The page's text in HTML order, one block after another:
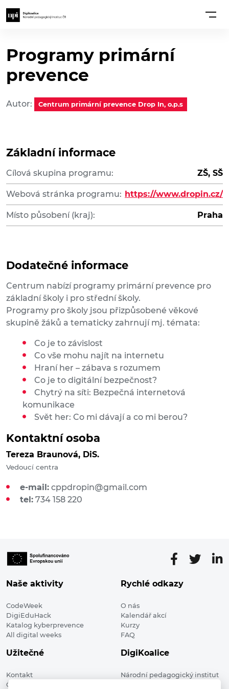
Programy primární
prevence
Autor: Centrum primární prevence Drop In, o.p.s
Základní informace
Cílová skupina programu: ZŠ, SŠ
Webová stránka programu: https://www.dropin.cz/
Místo působení (kraj): Praha
Dodatečné informace
Centrum nabízí programy primární prevence pro
základní školy i pro střední školy.
Programy pro školy jsou přizpůsobené věkové
skupině žáků a tematicky zahrnují mj. témata:
Co je to závislost
Co vše mohu najít na internetu
Hraní her – zábava s rozumem
Co je to digitální bezpečnost?
Chytrý na síti: Bezpečná internetová
komunikace
Svět her: Co mi dávají a co mi berou?
Kontaktní osoba
Tereza Braunová, DiS.
Vedoucí centra
e-mail: cppdropin@gmail.com
tel: 734 158 220
Naše aktivity
CodeWeek
DigiEduHack
Katalog kyberprevence
All digital weeks
Rychlé odkazy
O nás
Kalendář akcí
Kurzy
FAQ
Užitečné
Kontakt
Členské organizace
DigiKoalice
Národní pedagogický institut